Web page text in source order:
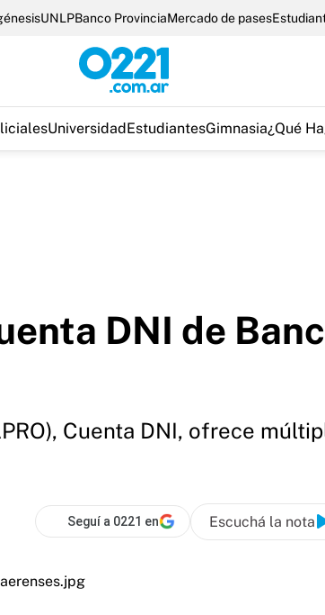
UNLPBanco ProvinciaMercado de pases
UniversidadEstudiantesGimnasia¿Qué
DNI de
Cuenta DNI, ofrece
Seguí a 0221 en Escuchá la nota